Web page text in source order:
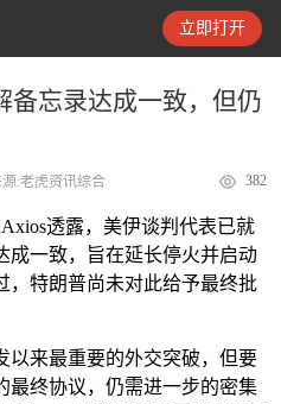
立即打开
新闻
备忘录达成一致，但仍
:老虎资讯综合 382
透露，美伊谈判代表已就
成一致，旨在延长停火并启动
，特朗普尚未对此给予最终批
以来最重要的外交突破，但要
最终协议，仍需进一步的密集